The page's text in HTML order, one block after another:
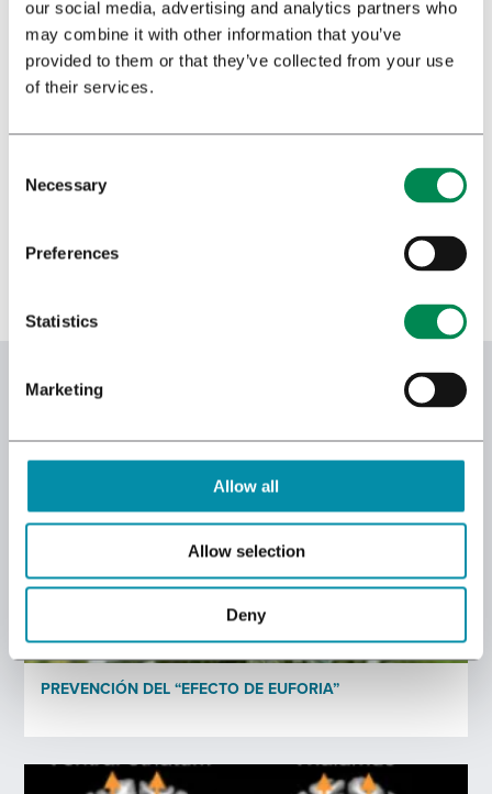
our social media, advertising and analytics partners who
may combine it with other information that you’ve
provided to them or that they’ve collected from your use
of their services.
Necessary
Preferences
Statistics
Marketing
Allow all
Allow selection
Deny
Boletín Bedrocan
Por favor completa el formulario y presiona enviar para
Nombre Completo
Profesión*
Política de privacidad*
*)Política de privacidad
PREVENCIÓN DEL “EFECTO DE EUFORIA”